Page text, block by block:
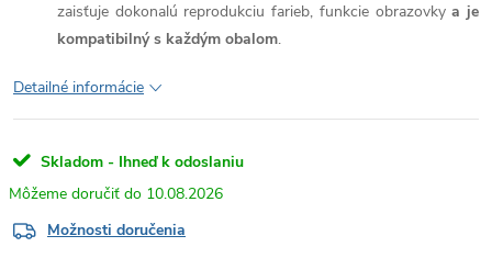
zaisťuje dokonalú reprodukciu farieb, funkcie obrazovkya je
kompatibilný s každým obalom.
Detailné informácie
Skladom - Ihneď k odoslaniu
10.08.2026
Možnosti doručenia